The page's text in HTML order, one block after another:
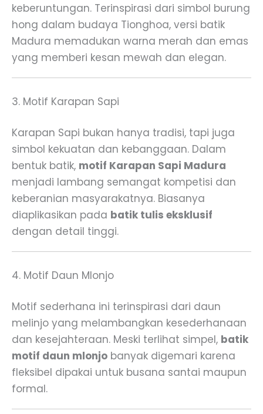
keberuntungan. Terinspirasi dari simbol burung
hong dalam budaya Tionghoa, versi batik
Madura memadukan warna merah dan emas
yang memberi kesan mewah dan elegan.
3. Motif Karapan Sapi
Karapan Sapi bukan hanya tradisi, tapi juga
simbol kekuatan dan kebanggaan. Dalam
bentuk batik, motif Karapan Sapi Madura
menjadi lambang semangat kompetisi dan
keberanian masyarakatnya. Biasanya
diaplikasikan pada batik tulis eksklusif
dengan detail tinggi.
4. Motif Daun Mlonjo
Motif sederhana ini terinspirasi dari daun
melinjo yang melambangkan kesederhanaan
dan kesejahteraan. Meski terlihat simpel, batik
motif daun mlonjo banyak digemari karena
fleksibel dipakai untuk busana santai maupun
formal.